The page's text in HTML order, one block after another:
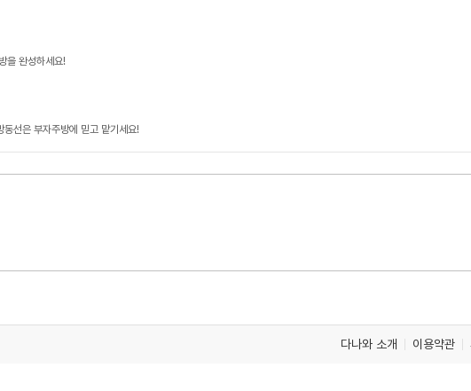
을 완성하세요!
선은 부자주방에 믿고 맡기세요!
다나와 소개 이용약관